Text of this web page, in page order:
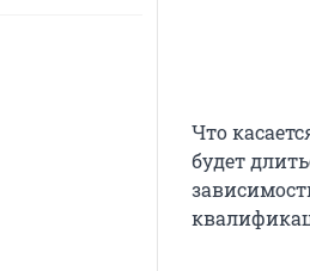
Что
будет